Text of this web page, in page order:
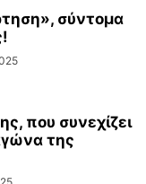
σύντομα
που συνεχίζει
της